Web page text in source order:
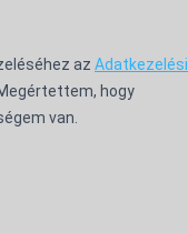
az Adatkezelési
hogy
van.